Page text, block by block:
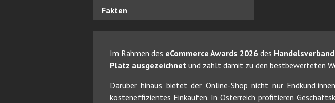
Fakten
Im Rahmen des eCommerce Awards 2026 des
Platz ausgezeichnet und zählt damit zu den bestbewerteten
Darüber hinaus bietet der Online-Shop nicht nur
kosteneffizientes Einkaufen. In Österreich profitieren